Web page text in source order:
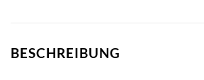
BESCHREIBUNG